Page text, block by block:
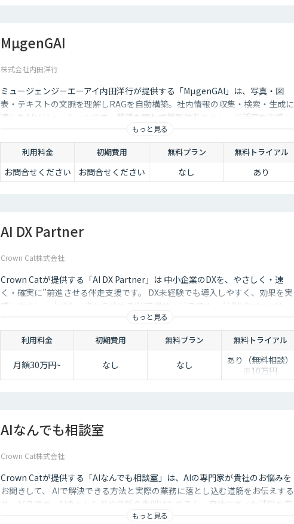
MµgenGAI
株式会社内田洋行
ミュージェンジーエーアイ内田洋行が提供する「MµgenGAI」は、写真・図
表・テキストの文脈を理解しRAGを自動構築。社内情報の収集・検索・生成に
適したAIソリューションです。業種を問わず業務効率とナレッジ活用を支援し
もっと見る
利用料金 初期費用 無料プラン 無料トライアル
お問合せください お問合せください なし あり
AI DX Partner
Crown Cat株式会社
Crown Catが提供する「AI DX Partner」は 中小企業のDXを、やさしく・速
く・確実に”前進させる伴走支援です。 DX未経験でも導入しやすく、効果を実
感しやすい、小さな一歩から始めるDX支援サービスです。 AI DX Partnerは、
大手企業のDX支援で培ったノウハウをベースに、 地方・中小企業のための“現
実的なDX”を設計・実装・運用まで一貫して支援いたします。 私たちは、コン
サル×開発×AIの力で、現場に寄り添った 『ちょうどいいDX』を実現します。
もっと見る
利用料金 初期費用 無料プラン 無料トライアル
月額30万円~ なし なし
あり（無料相談）
※10万円
AIなんでも相談室
Crown Cat株式会社
Crown Catが提供する「AIなんでも相談室」は、AIの専門家が貴社のお悩みを
お聞きして、 AIで解決できる方法と実際の業務に落とし込む道筋をお伝えする
サービスです。AIのトレンドや最新の事例はもちろん、自社にあった活用を安
価にクイックに知ることができます。もっと見る